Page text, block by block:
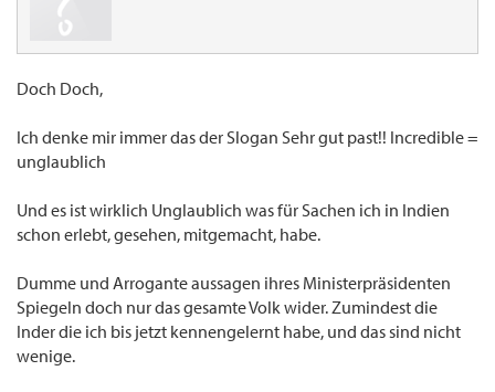
Doch Doch,
Ich denke mir immer das der Slogan Sehr gut past!! Incredible =
unglaublich
Und es ist wirklich Unglaublich was für Sachen ich in Indien
schon erlebt, gesehen, mitgemacht, habe.
Dumme und Arrogante aussagen ihres Ministerpräsidenten
Spiegeln doch nur das gesamte Volk wider. Zumindest die
Inder die ich bis jetzt kennengelernt habe, und das sind nicht
wenige.